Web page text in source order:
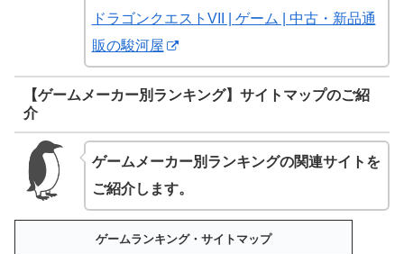
ドラゴンクエストVII | ゲーム | 中古・新品通
販の駿河屋
【ゲームメーカー別ランキング】サイトマップのご紹
介
ゲームメーカー別ランキングの関連サイトを
ご紹介します。
ゲームランキング・サイトマップ